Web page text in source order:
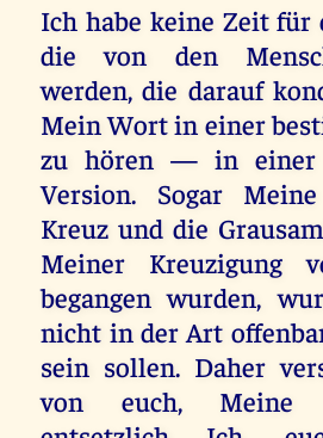
Ich habe keine Zeit für
die von den
werden, die darauf
Mein Wort in einer
zu hören — in einer
Version. Sogar
Kreuz und die
Meiner Kreuzigung
begangen wurden,
nicht in der Art
sein sollen. Daher
von euch, Meine